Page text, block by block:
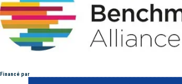
Financé par